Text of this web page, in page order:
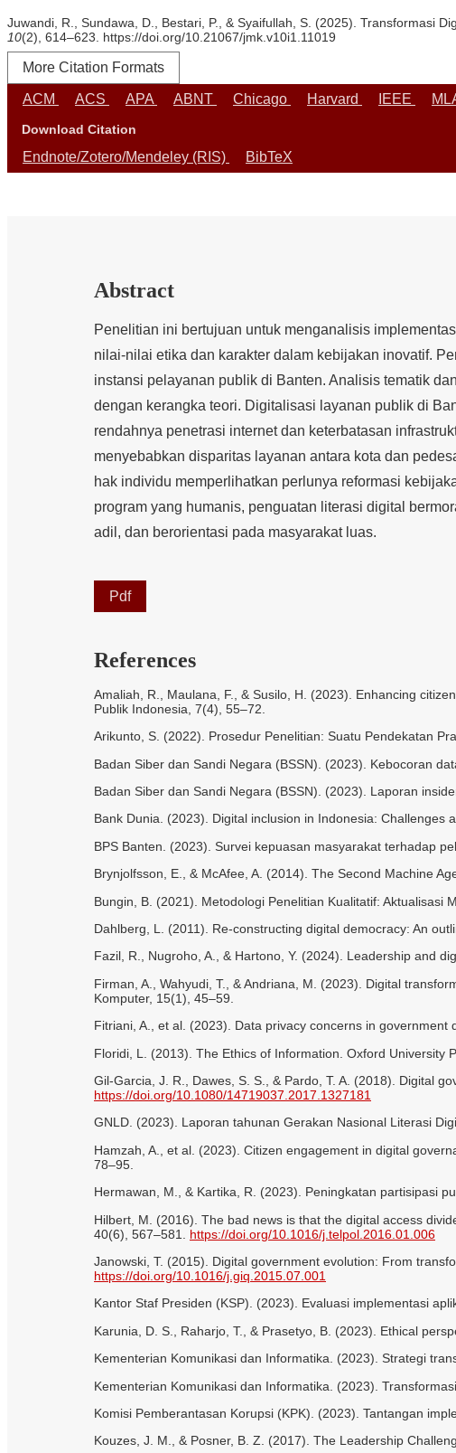
Juwandi, R., Sundawa, D., Bestari, P., & Syaifullah, S. (2025). Transformasi
10(2), 614–623. https://doi.org/10.21067/jmk.v10i1.11019
More Citation Formats
ACM ACS APA ABNT Chicago Harvard IEEE
Download Citation
Endnote/Zotero/Mendeley (RIS) BibTeX
Abstract
Penelitian ini bertujuan untuk menganalisis
nilai-nilai etika dan karakter dalam kebijakan inovatif.
instansi pelayanan publik di Banten. Analisis tematik
dengan kerangka teori. Digitalisasi layanan publik di
rendahnya penetrasi internet dan keterbatasan
menyebabkan disparitas layanan antara kota dan
hak individu memperlihatkan perlunya reformasi
program yang humanis, penguatan literasi digital
adil, dan berorientasi pada masyarakat luas.
Pdf
References
Amaliah, R., Maulana, F., & Susilo, H. (2023). Enhancing
Publik Indonesia, 7(4), 55–72.
Arikunto, S. (2022). Prosedur Penelitian: Suatu Pendekatan
Badan Siber dan Sandi Negara (BSSN). (2023). Kebocoran
Badan Siber dan Sandi Negara (BSSN). (2023). Laporan
Bank Dunia. (2023). Digital inclusion in Indonesia: Challenges
BPS Banten. (2023). Survei kepuasan masyarakat terhadap
Brynjolfsson, E., & McAfee, A. (2014). The Second Machine
Bungin, B. (2021). Metodologi Penelitian Kualitatif: Aktualisasi
Dahlberg, L. (2011). Re-constructing digital democracy: An
Fazil, R., Nugroho, A., & Hartono, Y. (2024). Leadership and
Firman, A., Wahyudi, T., & Andriana, M. (2023). Digital
Komputer, 15(1), 45–59.
Fitriani, A., et al. (2023). Data privacy concerns in
Floridi, L. (2013). The Ethics of Information. Oxford University
Gil-Garcia, J. R., Dawes, S. S., & Pardo, T. A. (2018). Digital
https://doi.org/10.1080/14719037.2017.1327181
GNLD. (2023). Laporan tahunan Gerakan Nasional Literasi
Hamzah, A., et al. (2023). Citizen engagement in digital
78–95.
Hermawan, M., & Kartika, R. (2023). Peningkatan partisipasi
Hilbert, M. (2016). The bad news is that the digital access
40(6), 567–581. https://doi.org/10.1016/j.telpol.2016.01.006
Janowski, T. (2015). Digital government evolution: From
https://doi.org/10.1016/j.giq.2015.07.001
Kantor Staf Presiden (KSP). (2023). Evaluasi implementasi
Karunia, D. S., Raharjo, T., & Prasetyo, B. (2023). Ethical
Kementerian Komunikasi dan Informatika. (2023). Strategi
Kementerian Komunikasi dan Informatika. (2023).
Komisi Pemberantasan Korupsi (KPK). (2023). Tantangan
Kouzes, J. M., & Posner, B. Z. (2017). The Leadership